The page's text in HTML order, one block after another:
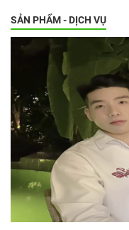
SẢN PHẨM - DỊCH VỤ